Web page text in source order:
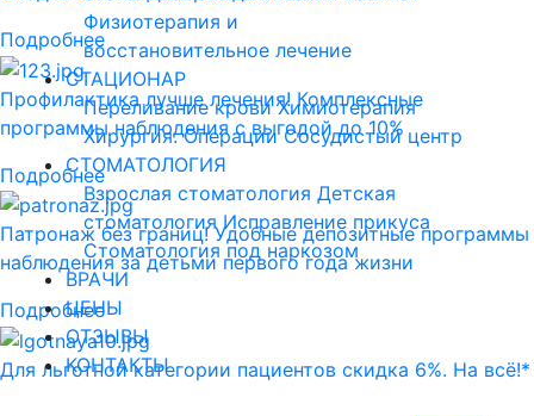
Подробнее
Профилактика лучше лечения! Комплексные
программы наблюдения с выгодой до 10%
Подробнее
Патронаж без границ! Удобные депозитные программы
наблюдения за детьми первого года жизни
Подробнее
Для льготной категории пациентов скидка 6%. На всё!*
Физиотерапия и
восстановительное лечение
СТАЦИОНАР
Переливание крови Химиотерапия
Хирургия. Операции Сосудистый центр
СТОМАТОЛОГИЯ
Взрослая стоматология Детская
стоматология Исправление прикуса
Стоматология под наркозом
ВРАЧИ
ЦЕНЫ
ОТЗЫВЫ
КОНТАКТЫ